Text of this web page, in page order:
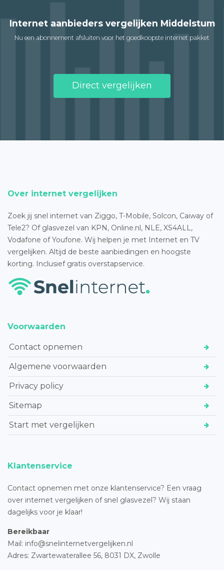
Internet aanbieders vergelijken Middelstum
Nu een abonnement afsluiten voor het goedkoopste internet pakket
Direct vergelijken
Over internet vergelijken
Zoek jij snel internet van Ziggo, T-Mobile, Solcon, Caiway of
Tele2? Of glasvezel van KPN, Online.nl, NLE, XS4ALL,
Vodafone of Youfone. Wij helpen je met Internet en TV
vergelijken. Altijd de beste aanbiedingen en hoogste
korting. Inclusief gratis overstapservice.
Voorwaarden
Contact opnemen
Algemene voorwaarden
Privacy policy
Sitemap
Start met vergelijken
Klantenservice
Contact opnemen met onze klantenservice? Een vraag
over internet vergelijken of snel glasvezel? Wij staan
dagelijks voor je klaar!
Bereikbaar
Mail: info@snelinternetvergelijken.nl
Adres: Zwartewaterallee 56, 8031 DX, Zwolle